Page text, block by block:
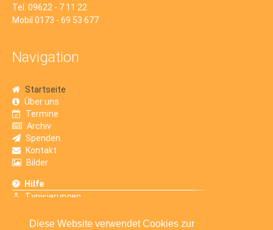
Diese Website verwendet Cookies zur
Tel. 09622 - 7 11 22
Mobil 0173 - 69 53 677
Navigation
Startseite
Über uns
Termine
Archiv
Spenden
Kontakt
Bilder
Hilfe
Typisierungen